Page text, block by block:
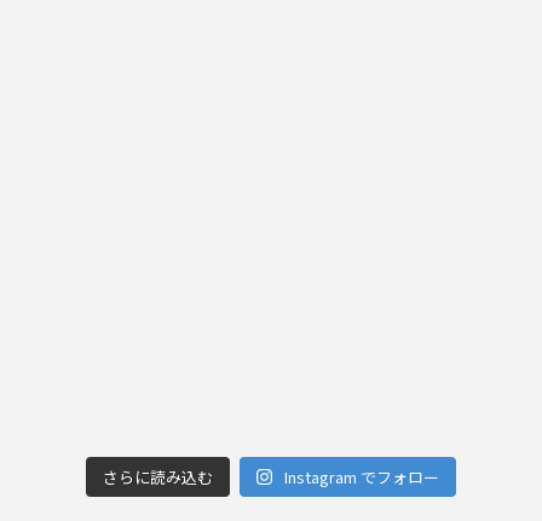
さらに読み込む Instagram でフォロー